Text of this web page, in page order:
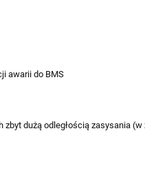
awarii do BMS
dużą odległością zasysania